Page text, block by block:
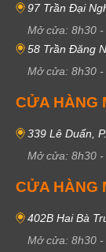
97 Trần Đại
Mở cửa: 8h30 -
58 Trần Đăng
Mở cửa: 8h30 -
CỬA HÀNG
339 Lê Duẩn,
Mở cửa: 8h30 -
CỬA HÀNG
402B Hai Bà
Mở cửa: 8h30 -